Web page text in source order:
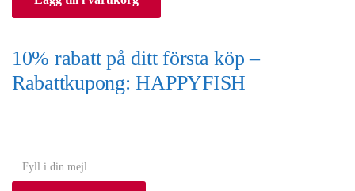
10% rabatt på ditt första köp –
Rabattkupong: HAPPYFISH
o